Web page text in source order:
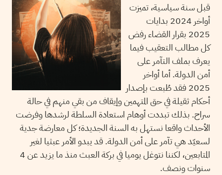
قبل سنة سياسية، تميزت
أواخر 2024 بدايات
2025 بقرار القضاء رفض
كل مطالب التعقيب فيما
يعرف بملف التآمر على
أمن الدولة. أما أواخر
2025 فقد طُبعت بإصدار
أحكام ثقيلة في حق المتهمين وإيقاف من بقي منهم في حالة
سراح. بذلك تبددت أوهام استعادة السلطة لرشدها وفرضت
الأحداث واقعا نستهل به السنة الجديدة؛ كل معارضة جدية
لسعيّد هي تآمر على أمن الدولة. قد يبدو الأمر عبثيا لغير
المتابعين، لكننا نتوغل يوميا في بركة العبث منذ ما يزيد عن 4
سنوات ونصف.